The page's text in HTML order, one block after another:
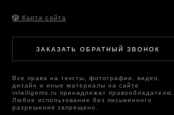
ЗАКАЗАТЬ ОБРАТНЫЙ ЗВОНОК
Все права на тексты, фотографии, видео,
дизайн и иные материалы на сайте
intelligems.ru принадлежат правообладателю.
Любое использование без письменного
разрешения запрещено.
🎲 Карта сайта